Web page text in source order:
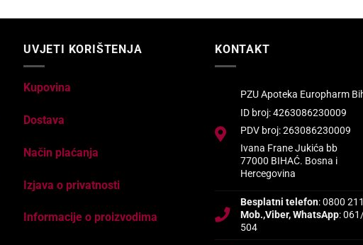
UVJETI KORIŠTENJA
Kupovina
Dostava
Način plaćanja
Izjava o privatnosti
Informacije o proizvodima
KONTAKT
PZU Apoteka Europharm
ID broj: 4263086230009
PDV broj: 263086230009
Ivana Frane Jukića bb
77000 BIHAĆ. Bosna i
Hercegovina
Besplatni telefon: 0800
Mob.,Viber, WhatsApp:
504